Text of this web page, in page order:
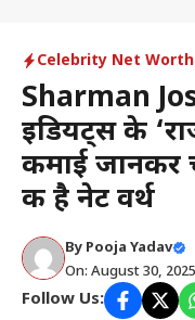
Celebrity Net Worth
Sharman
इडियट्स के
कमाई जानकर
की है नेट वर्थ
By Pooja Yadav
On: August 30,
Follow Us: